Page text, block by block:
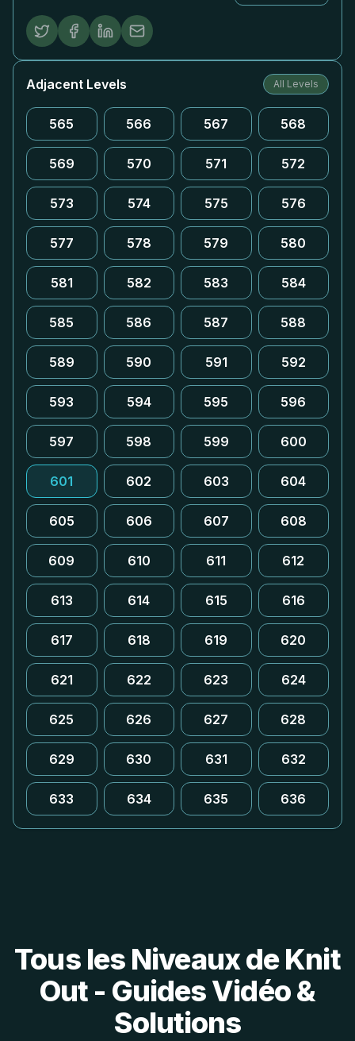
Adjacent Levels All Levels
565 566 567 568
569 570 571 572
573 574 575 576
577 578 579 580
581 582 583 584
585 586 587 588
589 590 591 592
593 594 595 596
597 598 599 600
601 602 603 604
605 606 607 608
609 610 611 612
613 614 615 616
617 618 619 620
621 622 623 624
625 626 627 628
629 630 631 632
633 634 635 636
Tous les Niveaux de Knit
Out - Guides Vidéo &
Solutions